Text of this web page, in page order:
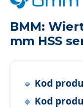
BMM:
mm HSS
Kod
Kod